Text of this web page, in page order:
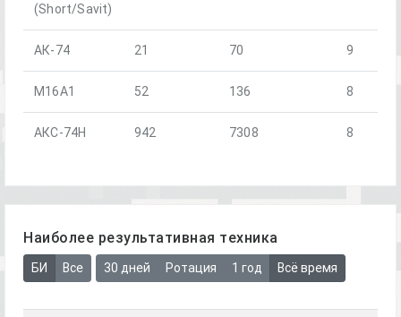
(Short/Savit)
АК-74 21 70 9
M16A1 52 136 8
АКС-74Н 942 7308 8
Наиболее результативная техника
БИ Все 30 дней Ротация 1 год Всё время